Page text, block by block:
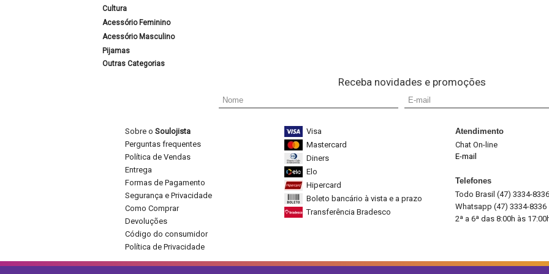
Cultura
Acessório Feminino
Acessório Masculino
Pijamas
Outras Categorias
Receba novidades e promoções
Sobre o Soulojista
Perguntas frequentes
Política de Vendas
Entrega
Formas de Pagamento
Segurança e Privacidade
Como Comprar
Devoluções
Código do consumidor
Política de Privacidade
Visa
Mastercard
Diners
Elo
Hipercard
Boleto bancário à vista e a prazo
Transferência Bradesco
Atendimento
Chat On-line
E-mail
Telefones
Todo Brasil (47) 3334-8336
Whatsapp (47) 3334-8336
2ª a 6ª das 8:00h às